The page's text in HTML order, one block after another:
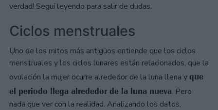
verdad! Seguí leyendo para salir de dudas.
Ciclos menstruales
Uno de los mitos más antigüos entiende que los ciclos
menstruales y los ciclos lunares están relacionados, que la
ovulación la mujer ocurre alrededor de la luna llena yque
el periodo llega alrededor de la luna nueva. Pero
nada que ver con la realidad. Analizando los datos,